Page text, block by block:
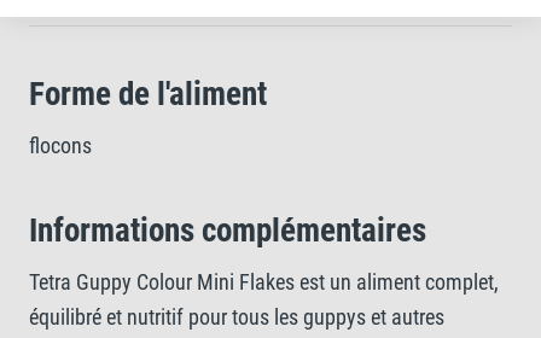
Forme de l'aliment
flocons
Informations complémentaires
Tetra Guppy Colour Mini Flakes est un aliment complet,
équilibré et nutritif pour tous les guppys et autres